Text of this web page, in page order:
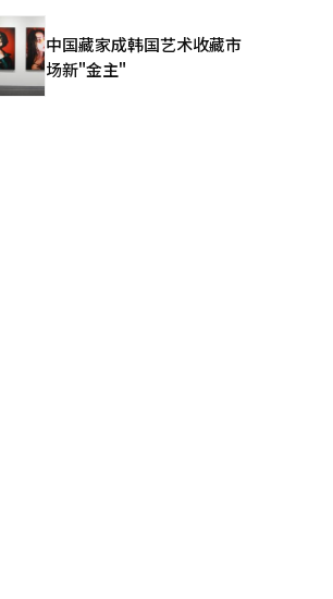
中国藏家成韩国艺术收藏市
场新"金主"